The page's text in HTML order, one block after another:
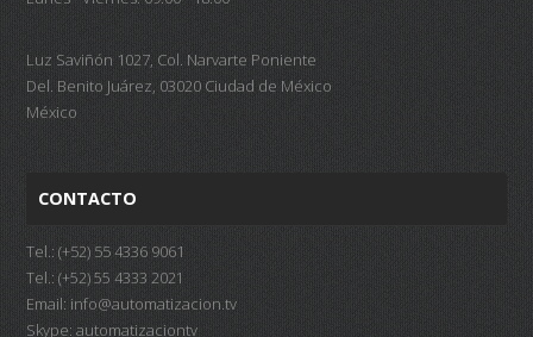
Luz Saviñón 1027, Col. Narvarte Poniente
Del. Benito Juárez, 03020 Ciudad de México
México
CONTACTO
Tel.: (+52) 55 4336 9061
Tel.: (+52) 55 4333 2021
Email: info@automatizacion.tv
Skype: automatizaciontv